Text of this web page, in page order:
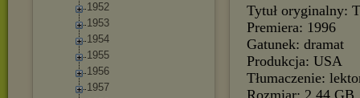
1952
1953
1954
1955
1956
1957
Tytuł oryginalny:
Premiera: 1996
Gatunek: dramat
Produkcja: USA
Tłumaczenie:
Rozmiar: 2,44 GB